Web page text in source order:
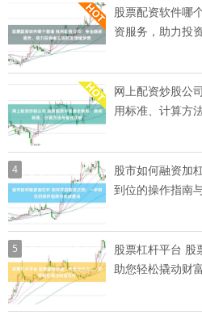
股票配资软件哪
资服务，助力投
网上配资炒股公
用标准、计算方
4
股市如何融资加
到位的操作指南
5
股票杠杆平台 股
助您轻松撬动财